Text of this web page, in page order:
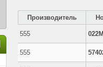
Производитель
555
555